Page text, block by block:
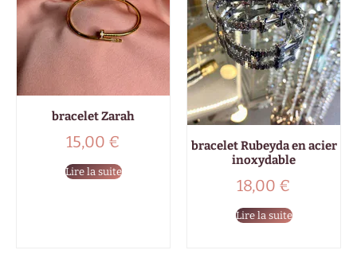
bracelet Zarah
15,00 €
Lire la suite
bracelet Rubeyda en acier
inoxydable
18,00 €
Lire la suite